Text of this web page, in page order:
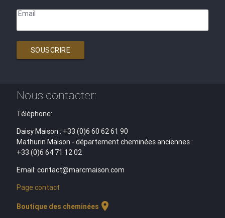
Email
SOUSCRIRE
Nous contacter:
Téléphone:
Daisy Maison : +33 (0)6 60 62 61 90
Mathurin Maison - département cheminées anciennes :
+33 (0)6 64 71 12 02
Email: contact@marcmaison.com
Page contact
Boutique des cheminées location_on